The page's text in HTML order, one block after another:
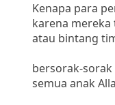
Kenapa para
karena
atau bintang
bersorak-sorak
semua anak